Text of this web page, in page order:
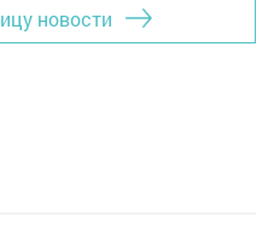
новости